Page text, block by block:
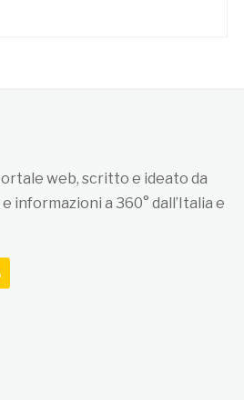
web, scritto e ideato da
informazioni a 360° dall’Italia e